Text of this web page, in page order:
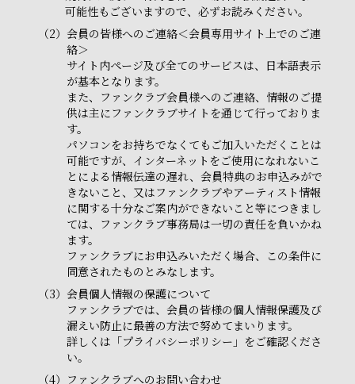
可能性もございますので、必ずお読みください。
（2） 会員の皆様へのご連絡＜会員専用サイト上でのご連
絡＞
サイト内ページ及び全てのサービスは、日本語表示
が基本となります。
また、ファンクラブ会員様へのご連絡、情報のご提
供は主にファンクラブサイトを通じて行っておりま
す。
パソコンをお持ちでなくてもご加入いただくことは
可能ですが、インターネットをご使用になれないこ
とによる情報伝達の遅れ、会員特典のお申込みがで
きないこと、又はファンクラブやアーティスト情報
に関する十分なご案内ができないこと等につきまし
ては、ファンクラブ事務局は一切の責任を負いかね
ます。
ファンクラブにお申込みいただく場合、この条件に
同意されたものとみなします。
（3） 会員個人情報の保護について
ファンクラブでは、会員の皆様の個人情報保護及び
漏えい防止に最善の方法で努めてまいります。
詳しくは「プライバシーポリシー」をご確認くださ
い。
（4） ファンクラブへのお問い合わせ